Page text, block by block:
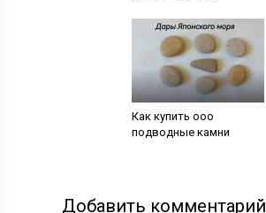
Как купить ооо
подводные камни
Добавить комментарий